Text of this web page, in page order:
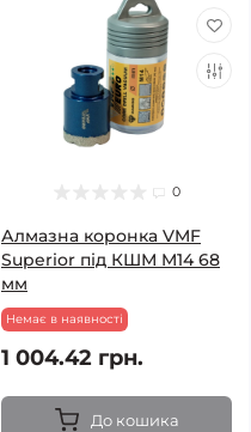
0
Алмазна коронка VMF
Superior під КШМ M14 68
мм
Немає в наявності
1 004.42 грн.
До кошика